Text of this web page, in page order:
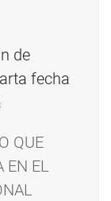
QUE
EN EL